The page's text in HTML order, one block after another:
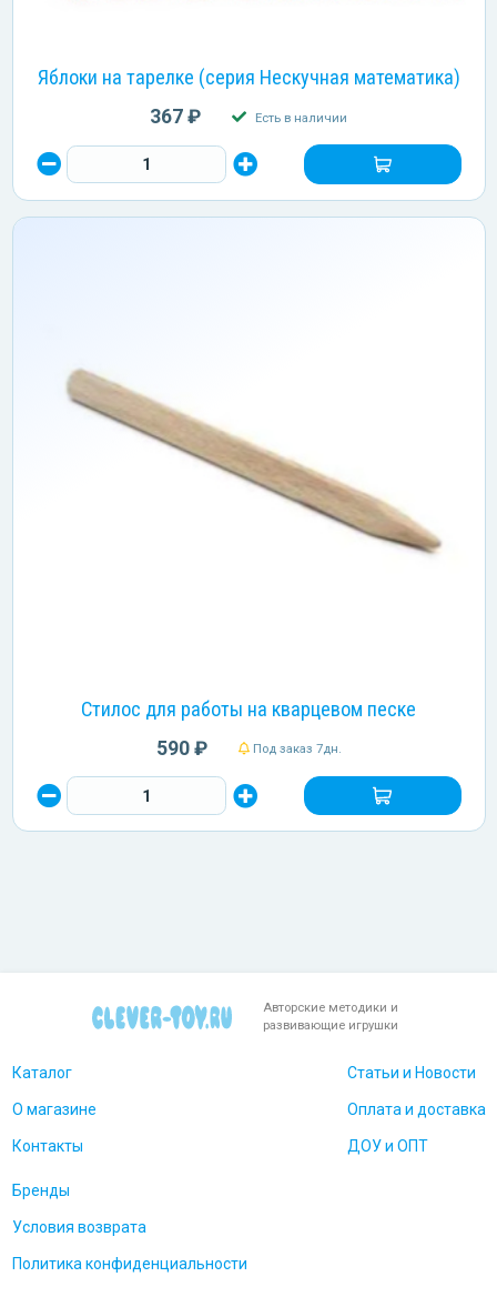
Яблоки на тарелке (серия Нескучная математика)
367 ₽ Есть в наличии
Стилос для работы на кварцевом песке
590 ₽ Под заказ 7дн.
Авторские методики и
развивающие игрушки
Каталог
О магазине
Контакты
Статьи и Новости
Оплата и доставка
ДОУ и ОПТ
Бренды
Условия возврата
Политика конфиденциальности